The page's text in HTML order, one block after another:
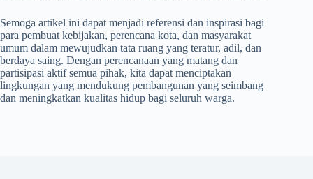
Semoga artikel ini dapat menjadi referensi dan inspirasi bagi
para pembuat kebijakan, perencana kota, dan masyarakat
umum dalam mewujudkan tata ruang yang teratur, adil, dan
berdaya saing. Dengan perencanaan yang matang dan
partisipasi aktif semua pihak, kita dapat menciptakan
lingkungan yang mendukung pembangunan yang seimbang
dan meningkatkan kualitas hidup bagi seluruh warga.